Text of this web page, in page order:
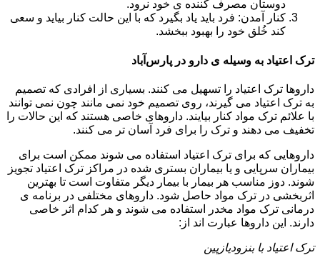
دوستان مصرف کننده ی خود نرود.
کنار آمدن: فرد باید یاد بگیرد که با این حالت کنار بیاید و سعی
کند خُلق خود را بهبود ببخشد.
ترک اعتیاد به وسیله ی دارو در پارس‌آباد
داروها ترک اعتیاد را تسهیل می کنند. بسیاری از افرادی که تصمیم
به ترک اعتیاد می گیرند، روی تصمیم خود نمی مانند چون نمی توانند
با علائم ترک مواد کنار بیایند. داروهای خاصی هستند که این حالات را
تخفیف می دهند و ترک را برای فرد آسان تر می کنند.
داروهایی که برای ترک اعتیاد استفاده می شوند ممکن است برای
بیماران سرپایی و یا بیماران بستری شده در مراکز ترک اعتیاد تجویز
شوند. دوز مناسب هر بیمار با بیمار دیگر متفاوت است تا بهترین
اثربخشی در ترک مواد حاصل شود. داروهای مختلفی در برنامه ی
درمانی ترک مواد مخدر استفاده می شوند و هر کدام اثر خاصی
دارند. این داروها عبارت اند از:
ترک اعتیاد با بنزودیازپین